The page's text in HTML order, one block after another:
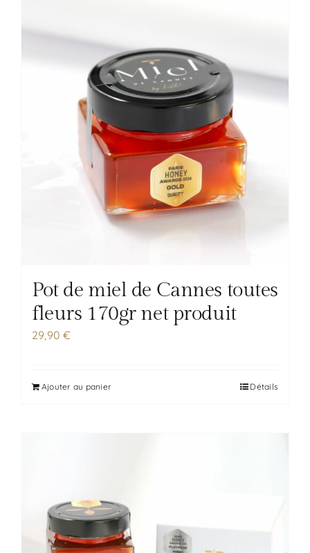
Pot de miel de Cannes toutes
fleurs 170gr net produit
29,90€
Ajouter au panier Détails